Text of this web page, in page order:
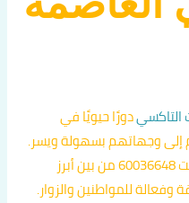
التاكسيدورًا حيويًا في
وجهاتهم بسهولة ويسر.
تعد بدالة تاكسي العاصمة في الكويت 60036648 من بين أبرز
وفعالة للمواطنين والزوار.